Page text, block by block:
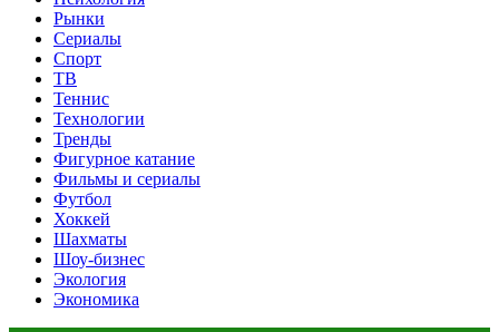
Рынки
Сериалы
Спорт
ТВ
Теннис
Технологии
Тренды
Фигурное катание
Фильмы и сериалы
Футбол
Хоккей
Шахматы
Шоу-бизнес
Экология
Экономика